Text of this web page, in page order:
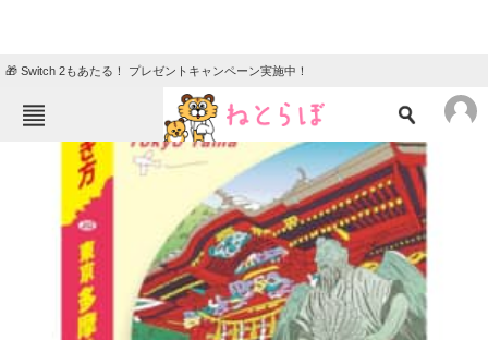
🎁 Switch 2もあたる！ プレゼントキャンペーン実施中！
ねとらぼメニュー
ニュース
エンタメ クイズ
地域
教育・育児